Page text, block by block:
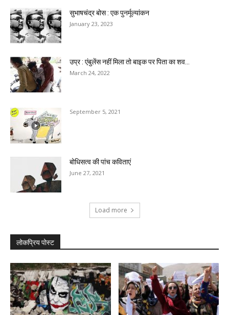
सुभाषचंद्र बोस : एक पुनर्मूल्यांकन
January 23, 2023
उप्र : एंबुलेंस नहीं मिला तो बाइक पर पिता का शव...
March 24, 2022
September 5, 2021
बोधिसत्व की पांच कविताएं
June 27, 2021
Load more
लोकप्रिय पोस्ट